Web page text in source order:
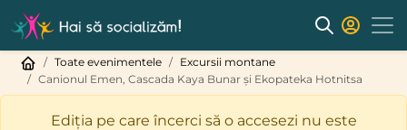
Toate evenimentele
Excursii montane
Canionul Emen, Cascada Kaya Bunar și Ekopateka Hotnitsa
Ediția pe care încerci să o accesezi nu este